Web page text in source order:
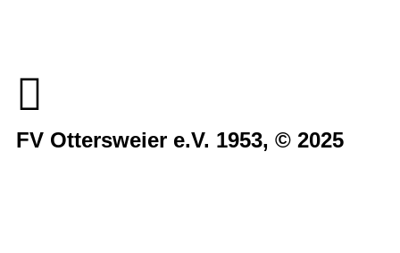
FV Ottersweier e.V. 1953, © 2025